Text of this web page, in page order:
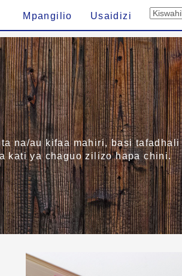
Mpangilio Usaidizi
na/au kifaa mahiri, basi tafadhali
kati ya chaguo zilizo hapa chini.